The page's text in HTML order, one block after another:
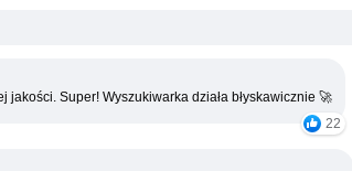
jakości. Super! Wyszukiwarka działa błyskawicznie 🚀
22